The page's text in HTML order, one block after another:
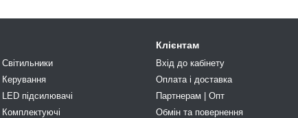
Світильники
Керування
LED підсилювачі
Комплектуючі
Клієнтам
Вхід до кабінету
Оплата і доставка
Партнерам | Опт
Обмін та повернення